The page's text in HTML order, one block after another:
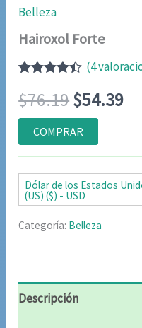
Belleza
Hairoxol Forte
con4.33
de 5 en
base a
valoraciones
de
clientes
(4
$76.19El
precio
original
era:
$76.19.
$54.39El
COMPRAR
Dólar de los Estados
(US) ($) - USD
Categoría: Belleza
Descripción